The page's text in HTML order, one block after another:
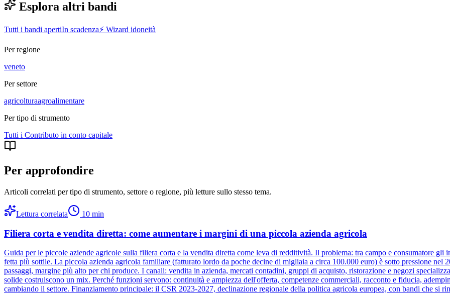
Esplora altri bandi
Tutti i bandi apertiIn scadenza⚡ Wizard idoneità
Per regione
veneto
Per settore
agricolturaagroalimentare
Per tipo di strumento
Tutti i Contributo in conto capitale
Per approfondire
Articoli correlati per tipo di strumento, settore o regione, più letture sullo stesso tema.
Lettura correlata 10 min
Filiera corta e vendita diretta: come aumentare i margini di una piccola azienda agricola
Guida per le piccole aziende agricole sulla filiera corta e la vendita diretta come leva di redditività. Il problema: tra campo e consumatore
fetta più sottile. La piccola azienda agricola familiare (fatturato lordo da poche decine di migliaia a circa 100.000 euro) è sotto pressione
passaggi, margine più alto per chi produce. I canali: vendita in azienda, mercati contadini, gruppi di acquisto, ristorazione e negozi
solide costruiscono un mix. Perché funzioni servono: continuità e ampiezza dell'offerta, competenze commerciali, racconto e fiducia,
cambiando il settore. Finanziamento principale: il CSR 2023-2027, declinazione regionale della politica agricola europea, con bandi che si